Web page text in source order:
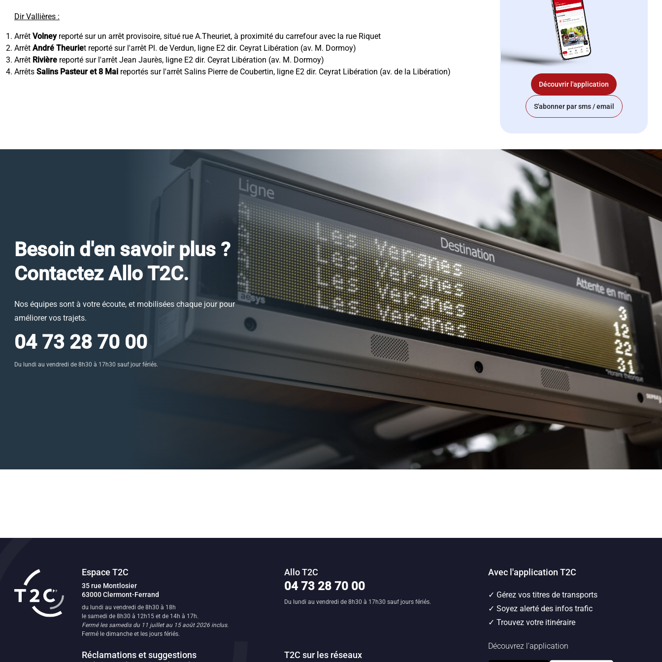
Dir Vallières :
Arrêt Volneyreporté sur un arrêt provisoire, situé rue A.Theuriet, à proximité du carrefour avec la rue Riquet
Arrêt André Theuriet reporté sur l'arrêt Pl. de Verdun, ligne E2 dir. Ceyrat Libération (av. M. Dormoy)
Arrêt Rivière reporté sur l'arrêt Jean Jaurès, ligne E2 dir. Ceyrat Libération (av. M. Dormoy)
Arrêts Salins Pasteur et 8 Mai reportés sur l'arrêt Salins Pierre de Coubertin, ligne E2 dir. Ceyrat Libération (av. de la Libération)
Découvrir l'application
S'abonner par sms / email
Besoin d'en savoir plus ?
Contactez Allo T2C.
Nos équipes sont à votre écoute, et mobilisées chaque jour pour
améliorer vos trajets.
04 73 28 70 00
Du lundi au vendredi de 8h30 à 17h30 sauf jour fériés.
Espace T2C
Transport en commun de l'agglomération clermontoise
35 rue Montlosier
63000Clermont-Ferrand
du lundi au vendredi de 8h30 à 18h
le samedi de 8h30 à 12h15 et de 14h à 17h.
Fermé les samedis du 11 juillet au 15 août 2026 inclus.
Fermé le dimanche et les jours fériés.
Réclamations et suggestions
Allo T2C
04 73 28 70 00
Du lundi au vendredi de 8h30 à 17h30 sauf jours fériés.
T2C sur les réseaux
Avec l'application T2C
✓ Gérez vos titres de transports
✓ Soyez alerté des infos trafic
✓ Trouvez votre itinéraire
Découvrez l'application